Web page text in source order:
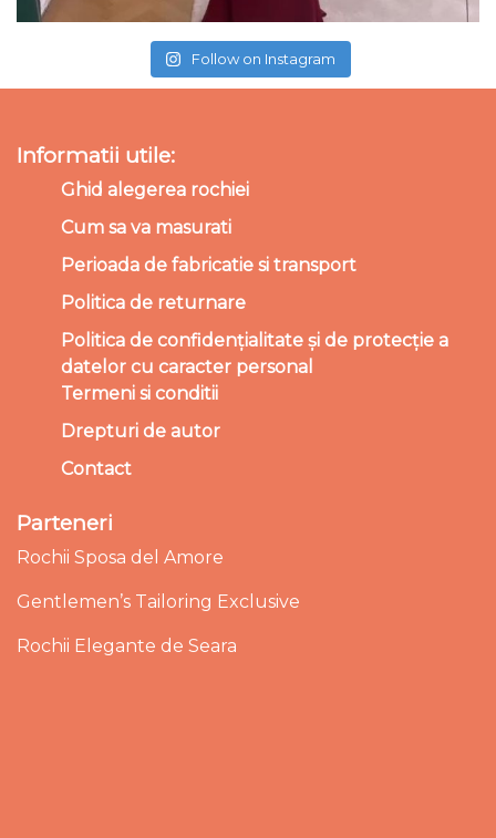
Follow on Instagram
Informatii utile:
Ghid alegerea rochiei
Cum sa va masurati
Perioada de fabricatie si transport
Politica de returnare
Politica de confidențialitate și de protecție a
datelor cu caracter personal
Termeni si conditii
Drepturi de autor
Contact
Parteneri
Rochii Sposa del Amore
Gentlemen’s Tailoring Exclusive
Rochii Elegante de Seara